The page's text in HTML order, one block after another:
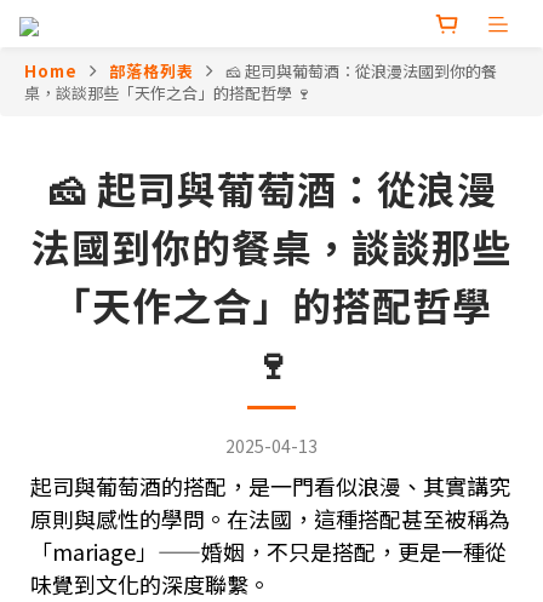
Home 部落格列表
🧀 起司與葡萄酒：從浪漫法國到你的餐
桌，談談那些「天作之合」的搭配哲學 🍷
🧀 起司與葡萄酒：從浪漫
法國到你的餐桌，談談那些
「天作之合」的搭配哲學
🍷
2025-04-13
起司與葡萄酒的搭配，是一門看似浪漫、其實講究
原則與感性的學問。在法國，這種搭配甚至被稱為
「mariage」——婚姻，不只是搭配，更是一種從
味覺到文化的深度聯繫。